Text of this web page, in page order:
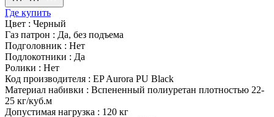
Где купить
Цвет : Черный
Газ патрон : Да, без подъема
Подголовник : Нет
Подлокотники : Да
Ролики : Нет
Код производителя : EP Aurora PU Black
Материал набивки : Вспененный полиуретан плотностью 22-
25 кг/куб.м
Допустимая нагрузка : 120 кг